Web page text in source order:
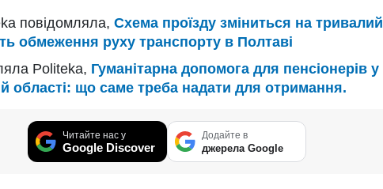
повідомляла, Схема проїзду зміниться на тривалий
обмеження руху транспорту в Полтаві
Politeka, Гуманітарна допомога для пенсіонерів у
області: що саме треба надати для отримання.
Читайте нас у
Google Discover
Додайте в
джерела Google